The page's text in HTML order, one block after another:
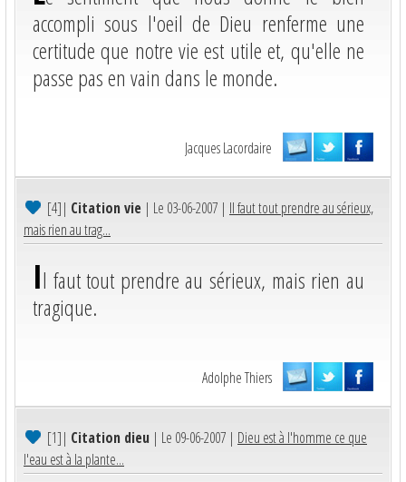
accompli sous l'oeil de Dieu renferme une
certitude que notre vie est utile et, qu'elle ne
passe pas en vain dans le monde.
Jacques Lacordaire
[4]| Citation vie | Le 03-06-2007 | Il faut tout prendre au sérieux,
mais rien au trag...
Il faut tout prendre au sérieux, mais rien au
tragique.
Adolphe Thiers
[1]| Citation dieu | Le 09-06-2007 | Dieu est à l'homme ce que
l'eau est à la plante...